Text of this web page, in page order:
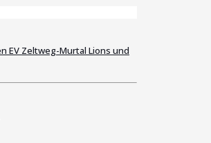
EV Zeltweg-Murtal Lions und